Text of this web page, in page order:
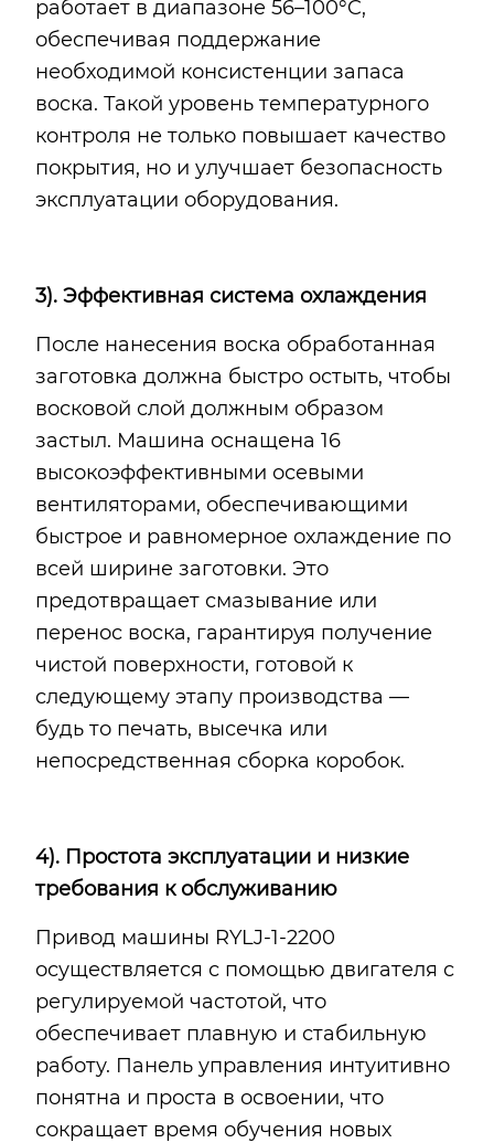
работает в диапазоне 56–100°C,
обеспечивая поддержание
необходимой консистенции запаса
воска. Такой уровень температурного
контроля не только повышает качество
покрытия, но и улучшает безопасность
эксплуатации оборудования.
3). Эффективная система охлаждения
После нанесения воска обработанная
заготовка должна быстро остыть, чтобы
восковой слой должным образом
застыл. Машина оснащена 16
высокоэффективными осевыми
вентиляторами, обеспечивающими
быстрое и равномерное охлаждение по
всей ширине заготовки. Это
предотвращает смазывание или
перенос воска, гарантируя получение
чистой поверхности, готовой к
следующему этапу производства —
будь то печать, высечка или
непосредственная сборка коробок.
4). Простота эксплуатации и низкие
требования к обслуживанию
Привод машины RYLJ-1-2200
осуществляется с помощью двигателя с
регулируемой частотой, что
обеспечивает плавную и стабильную
работу. Панель управления интуитивно
понятна и проста в освоении, что
сокращает время обучения новых